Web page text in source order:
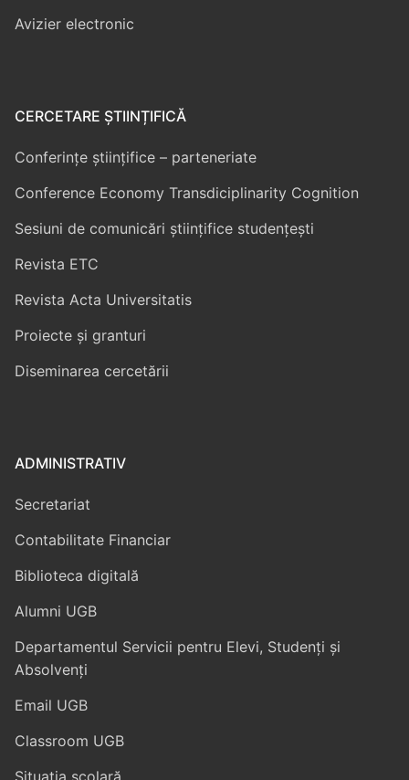
Avizier electronic
CERCETARE ȘTIINȚIFICĂ
Conferințe științifice – parteneriate
Conference Economy Transdiciplinarity Cognition
Sesiuni de comunicări științifice studențești
Revista ETC
Revista Acta Universitatis
Proiecte și granturi
Diseminarea cercetării
ADMINISTRATIV
Secretariat
Contabilitate Financiar
Biblioteca digitală
Alumni UGB
Departamentul Servicii pentru Elevi, Studenți și
Absolvenți
Email UGB
Classroom UGB